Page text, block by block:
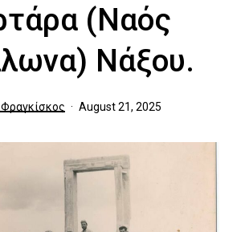
(Ναός
Νάξου.
August 21, 2025